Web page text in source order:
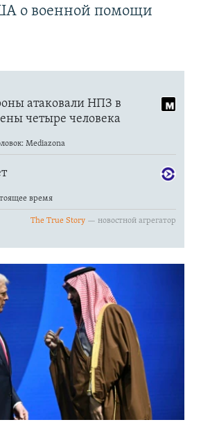
о военной помощи